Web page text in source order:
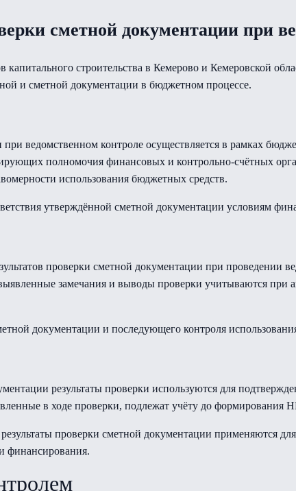
сметной документации при
капитального строительства в Кемерово и Кемеровской
и сметной документации в бюджетном процессе.
ведомственном контроле осуществляется в рамках
полномочия финансовых и контрольно-счётных
использования бюджетных средств.
утверждённой сметной документации условиям
проверки сметной документации при проведении
замечания и выводы проверки учитываются
документации и последующего контроля
результаты проверки используются для
в ходе проверки, подлежат учёту до формирования
проверки сметной документации применяются
финансирования.